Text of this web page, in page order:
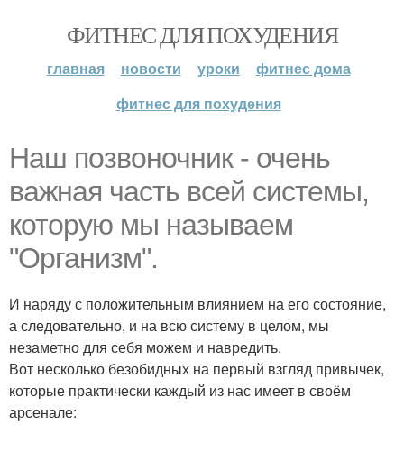
ФИТНЕС ДЛЯ ПОХУДЕНИЯ
главная новости уроки
фитнес дома
фитнес для похудения
Наш позвоночник - очень
важная часть всей системы,
которую мы называем
"Организм".
И наряду с положительным влиянием на его состояние,
а следовательно, и на всю систему в целом, мы
незаметно для себя можем и навредить.
Вот несколько безобидных на первый взгляд привычек,
которые практически каждый из нас имеет в своём
арсенале: